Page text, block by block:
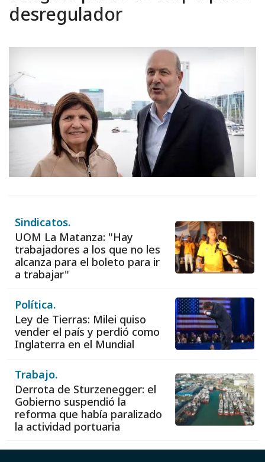
desregulador
Sindicatos.
UOM La Matanza: "Hay
trabajadores a los que no les
alcanza para el boleto para ir
a trabajar"
Política.
Ley de Tierras: Milei quiso
vender el país y perdió como
Inglaterra en el Mundial
Trabajo.
Derrota de Sturzenegger: el
Gobierno suspendió la
reforma que había paralizado
la actividad portuaria